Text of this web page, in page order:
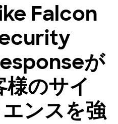
Falcon
が
のサイ
ンスを強